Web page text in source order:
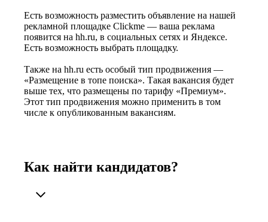
Есть возможность разместить объявление на нашей
рекламной площадке Clickme — ваша реклама
появится на hh.ru, в социальных сетях и Яндексе.
Есть возможность выбрать площадку.
Также на hh.ru есть особый тип продвижения —
«Размещение в топе поиска». Такая вакансия будет
выше тех, что размещены по тарифу «Премиум».
Этот тип продвижения можно применить в том
числе к опубликованным вакансиям.
Как найти кандидатов?